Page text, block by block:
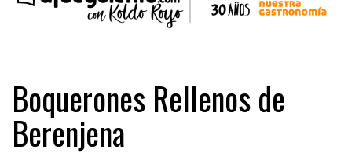
Boquerones Rellenos de
Berenjena